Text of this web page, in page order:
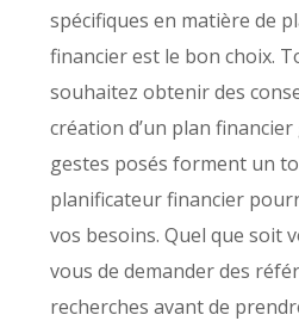
spécifiques en matière de
financier est le bon choix.
souhaitez obtenir des
création d’un plan
gestes posés forment un
planificateur financier
vos besoins. Quel que soit
vous de demander des
recherches avant de